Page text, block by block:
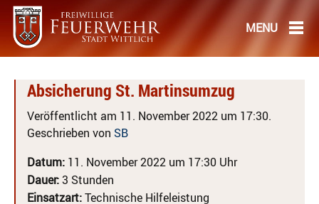
Absicherung St. Martinsumzug
Veröffentlicht am 11. November 2022 um 17:30.
Geschrieben von SB
Datum: 11. November 2022 um 17:30 Uhr
Dauer:3 Stunden
Einsatzart:Technische Hilfeleistung